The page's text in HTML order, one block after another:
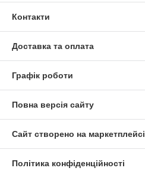
Контакти
Доставка та оплата
Графік роботи
Повна версія сайту
Сайт створено на маркетплейсі
Політика конфіденційності